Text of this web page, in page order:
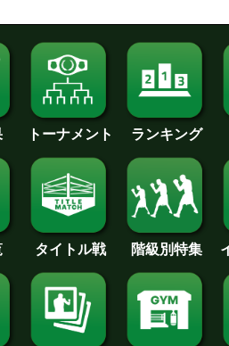
トーナメント ランキング
タイトル戦 階級別特集